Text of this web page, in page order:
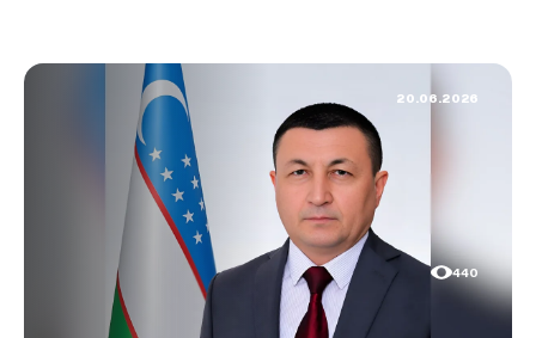
20.06.2026
440